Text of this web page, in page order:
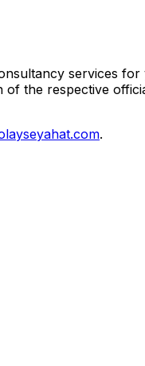
services
the respective
.